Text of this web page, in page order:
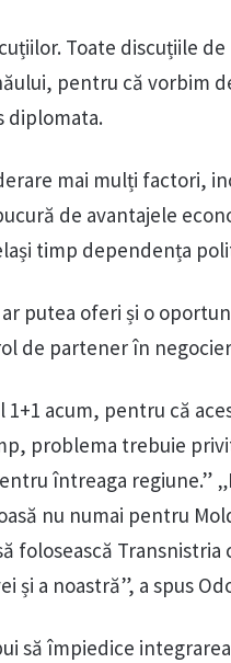
Toate discuțiile de
pentru că vorbim
diplomata.
mai mulți factori,
de avantajele
timp dependența
putea oferi și o
de partener în
acum, pentru că
problema trebuie
întreaga regiune.”
nu numai pentru
folosească
și a noastră”, a spus
să împiedice